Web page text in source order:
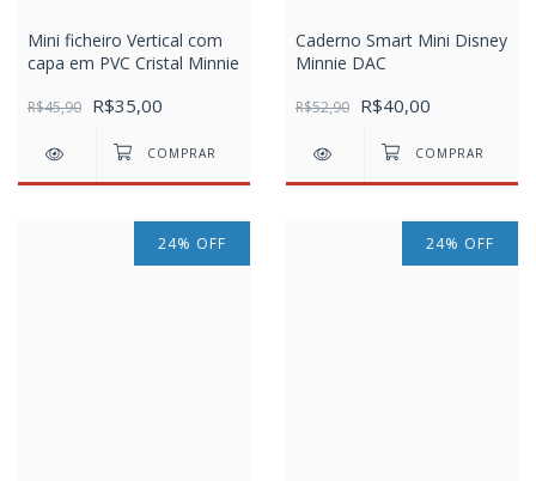
Mini ficheiro Vertical com
capa em PVC Cristal Minnie
R$45,90 R$35,00
Caderno Smart Mini Disney
Minnie DAC
R$52,90 R$40,00
24% OFF 24% OFF